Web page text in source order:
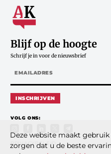
Blijf op de hoogte
Schrijf je in voor de nieuwsbrief
INSCHRIJVEN
VOLG ONS:
PRIVACYBELEID
Deze website maakt
zorgen dat u de beste